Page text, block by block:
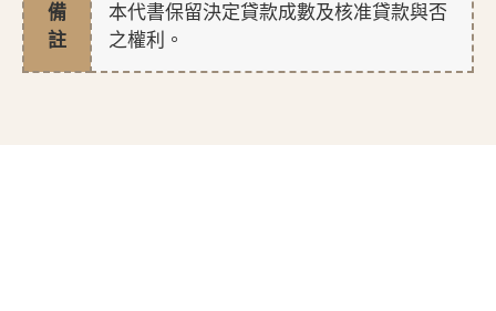
備
註
本代書保留決定貸款成數及核准貸款與否
之權利。